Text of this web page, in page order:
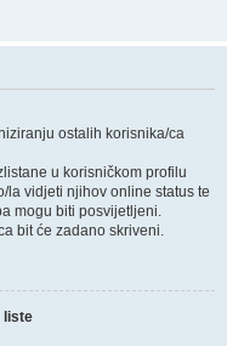
ostalih korisnika/ca
u korisničkom profilu
vidjeti njihov online status te
mogu biti posvijetljeni.
bit će zadano skriveni.
liste